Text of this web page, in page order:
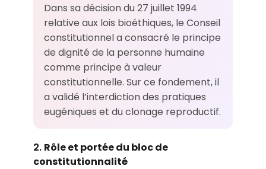
Dans sa décision du 27 juillet 1994
relative aux lois bioéthiques, le Conseil
constitutionnel a consacré le principe
de dignité de la personne humaine
comme principe à valeur
constitutionnelle. Sur ce fondement, il
a validé l’interdiction des pratiques
eugéniques et du clonage reproductif.
2. Rôle et portée du bloc de
constitutionnalité